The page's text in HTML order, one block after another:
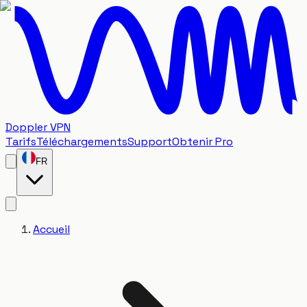
Doppler VPN
TarifsTéléchargementsSupportObtenir Pro
FR
Accueil